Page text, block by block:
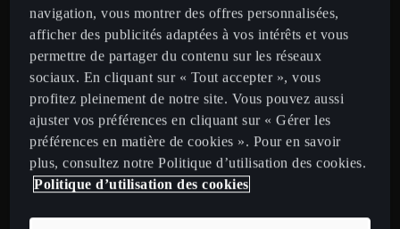
CONFORT MAXIMUM.
Choisissez un confort optimal et des matériaux de qualité
navigation, vous montrer des offres personnalisées,
afficher des publicités adaptées à vos intérêts et vous
permettre de partager du contenu sur les réseaux
sociaux. En cliquant sur « Tout accepter », vous
profitez pleinement de notre site. Vous pouvez aussi
ajuster vos préférences en cliquant sur « Gérer les
préférences en matière de cookies ». Pour en savoir
plus, consultez notre Politique d’utilisation des cookies.
Politique d’utilisation des cookies